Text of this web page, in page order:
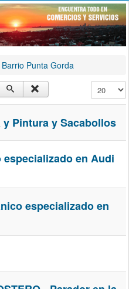
Barrio Punta Gorda
Cantidad
y Pintura y Sacabollos
especializado en Audi
especializado en